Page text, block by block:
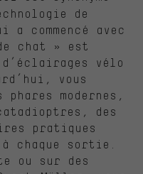
de
commencé avec
chat » est
d’éclairages vélo
vous
modernes,
des
pratiques
chaque sortie.
ou sur des